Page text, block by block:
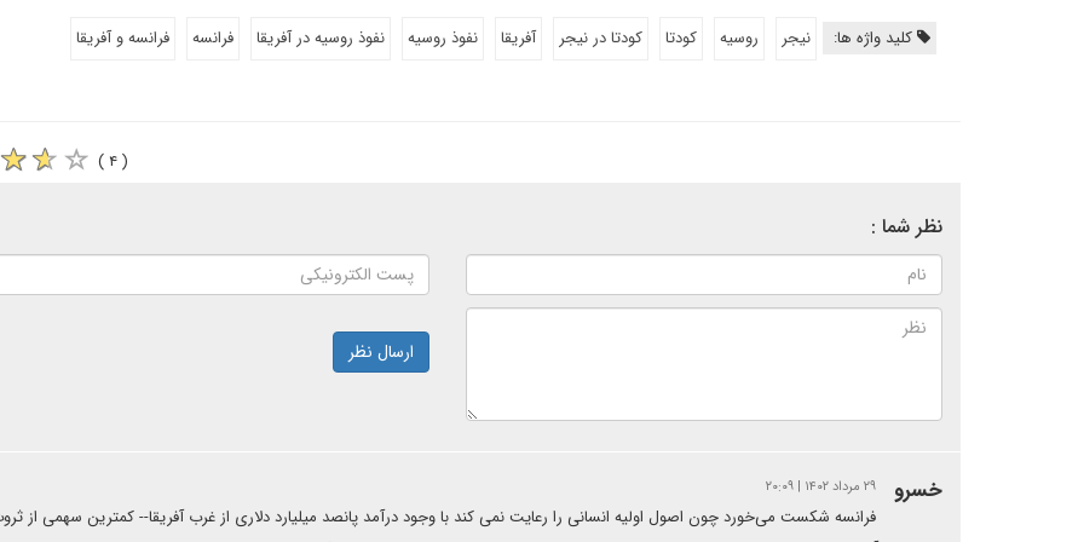
کلید واژه ها: نیجر روسیه کودتا کودتا در نیجر آفریقا نفوذ روسیه نفوذ روسیه در آفریقا فرانسه فرانسه و آفریقا
( ۴ )
نظر شما :
ارسال نظر
خسرو ۲۹ مرداد ۱۴۰۲ | ۲۰:۰۹
فرانسه شکست می‌خورد چون اصول اولیه انسانی را رعایت نمی کند با وجود درآمد پانصد میلیارد دلاری از غرب آفریقا-- کمترین سهمی از